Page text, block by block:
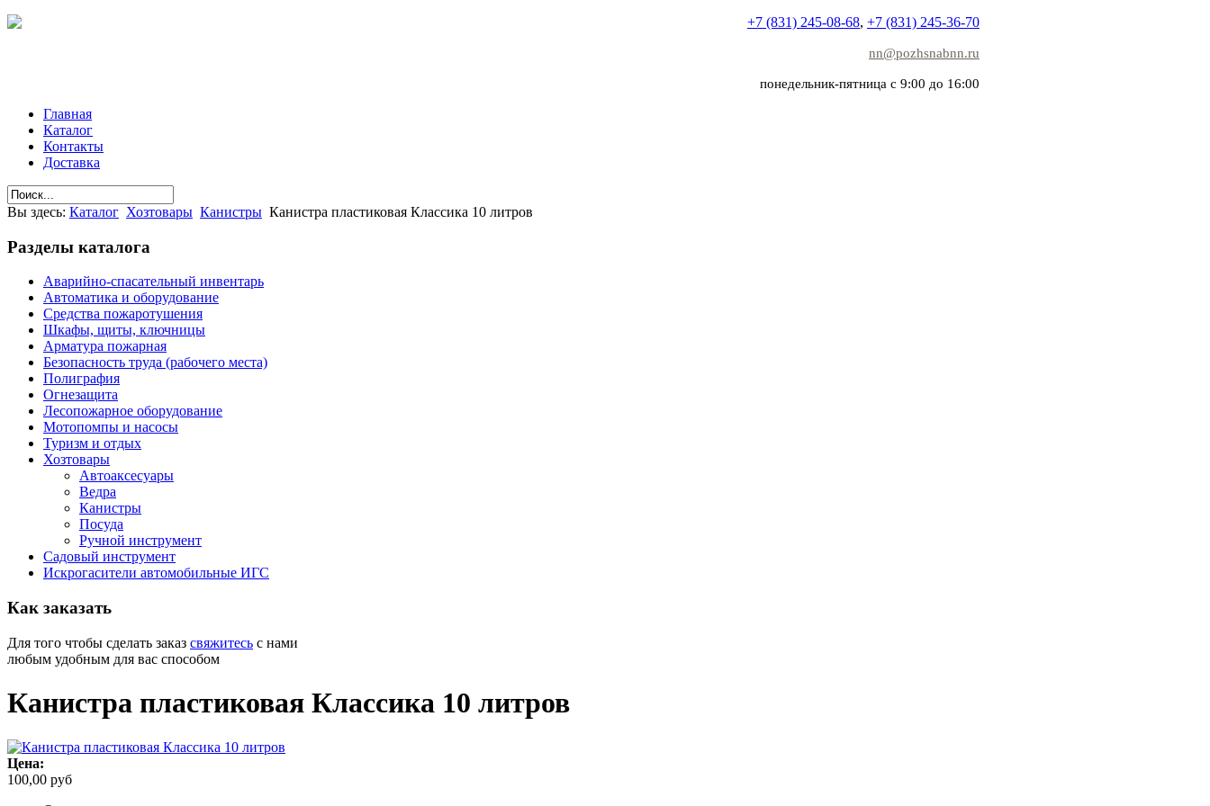
+7 (831) 245-08-68, +7 (831) 245-36-70
nn@pozhsnabnn.ru
понедельник-пятница с 9:00 до 16:00
Главная
Каталог
Контакты
Доставка
Вы здесь: Каталог Хозтовары Канистры Канистра пластиковая Классика 10 литров
Разделы каталога
Аварийно-спасательный инвентарь
Автоматика и оборудование
Средства пожаротушения
Шкафы, щиты, ключницы
Арматура пожарная
Безопасность труда (рабочего места)
Полиграфия
Огнезащита
Лесопожарное оборудование
Мотопомпы и насосы
Туризм и отдых
Хозтовары
Автоаксесуары
Ведра
Канистры
Посуда
Ручной инструмент
Садовый инструмент
Искрогасители автомобильные ИГС
Как заказать
Для того чтобы сделать заказ свяжитесь с нами
любым удобным для вас способом
Канистра пластиковая Классика 10 литров
Цена:
100,00 руб